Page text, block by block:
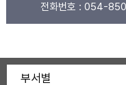
전화번호 : 054-
부서별